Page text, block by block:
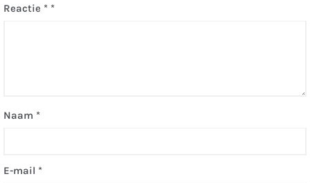
Reactie *
Naam *
E-mail *